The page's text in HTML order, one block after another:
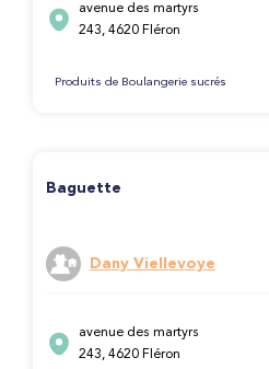
avenue des martyrs
243, 4620 Fléron
Produits de Boulangerie sucrés
Baguette
Dany Viellevoye
avenue des martyrs
243, 4620 Fléron